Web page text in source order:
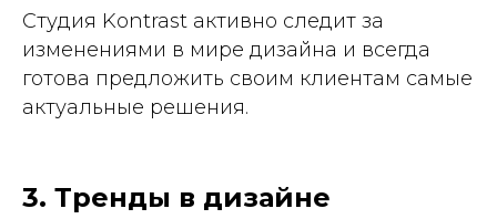
Студия Kontrast активно следит за
изменениями в мире дизайна и всегда
готова предложить своим клиентам самые
актуальные решения.
3. Тренды в дизайне